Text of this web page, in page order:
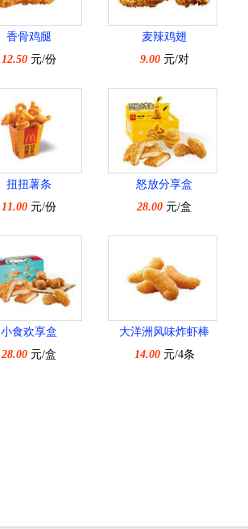
香骨鸡腿
12.50 元/份
麦辣鸡翅
9.00元/对
扭扭薯条
11.00 元/份
怒放分享盒
28.00 元/盒
小食欢享盒
28.00 元/盒
大洋洲风味炸虾棒
14.00元/4条